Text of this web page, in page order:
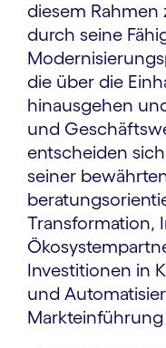
diesem
durch seine
die über die
hinausgehen
und
entscheiden
seiner
Transformation,
Investitionen in
und